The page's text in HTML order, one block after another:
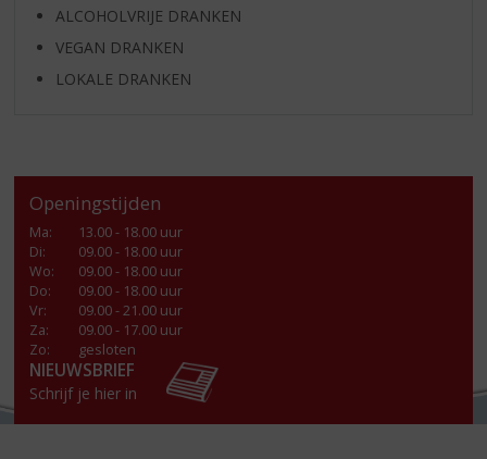
ALCOHOLVRIJE DRANKEN
VEGAN DRANKEN
LOKALE DRANKEN
Openingstijden
Ma:
13.00 - 18.00 uur
Di:
09.00 - 18.00 uur
Wo:
09.00 - 18.00 uur
Do:
09.00 - 18.00 uur
Vr:
09.00 - 21.00 uur
Za:
09.00 - 17.00 uur
Zo:
gesloten
NIEUWSBRIEF
Schrijf je hier in